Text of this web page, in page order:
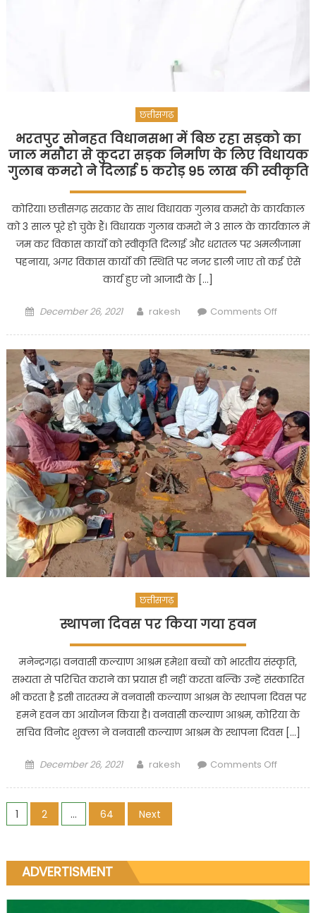
छत्तीसगढ़
भरतपुर सोनहत विधानसभा में बिछ रहा सड़को का
जाल मसौरा से कुदरा सड़क निर्माण के लिए विधायक
गुलाब कमरो ने दिलाई 5 करोड़ 95 लाख की स्वीकृति
कोरिया। छत्तीसगढ़ सरकार के साथ विधायक गुलाब कमरो के कार्यकाल
को 3 साल पूरे हो चुके हैं। विधायक गुलाब कमरो ने 3 साल के कार्यकाल में
जम कर विकास कार्यो को स्वीकृति दिलाई और धरातल पर अमलीजामा
पहनाया, अगर विकास कार्यो की स्थिति पर नजर डाली जाए तो कई ऐसे
कार्य हुए जो आजादी के […]
Posted
December 26, 2021 Author
rakesh Comments Offon
बिछ
रहा
सड़को
का
जाल
मसौरा
से
कुदरा
सड़क
निर्माण
के
लिए
5
करोड़
95
लाख
की
छत्तीसगढ़
स्थापना दिवस पर किया गया हवन
मनेन्द्रगढ़। वनवासी कल्याण आश्रम हमेशा बच्चों को भारतीय संस्कृति,
सभ्यता से परिचित कराने का प्रयास ही नहीं करता बल्कि उन्हें संस्कारित
भी करता है इसी तारतम्य में वनवासी कल्याण आश्रम के स्थापना दिवस पर
हमने हवन का आयोजन किया है। वनवासी कल्याण आश्रम, कोरिया के
सचिव विनोद शुक्ला ने वनवासी कल्याण आश्रम के स्थापना दिवस […]
Posted
December 26, 2021 Author
rakesh Comments Offon
हवन
Posts
1 2 … 64 Next
ADVERTISMENT